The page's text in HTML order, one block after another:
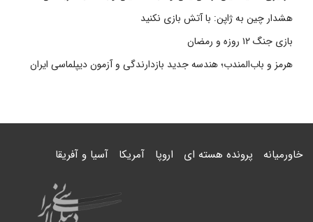
هشدار چین به ژاپن: با آتش بازی نکنید
بازی جنگ ۱۲ روزه و رمضان
هرمز و باب‌المندب؛ هندسه جدید بازدارندگی و آزمون دیپلماسی ایران
خاورمیانه پرونده هسته ای اروپا آمریکا آسیا و آفریقا